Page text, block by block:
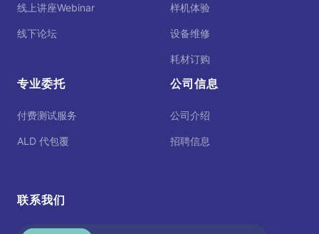
线上讲座Webinar
线下论坛
样机体验
设备维修
耗材订购
专业委托
付费测试服务
ALD 代包覆
公司信息
公司介绍
招聘信息
联系我们